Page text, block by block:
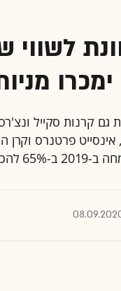
ב-50
מיליון דולר